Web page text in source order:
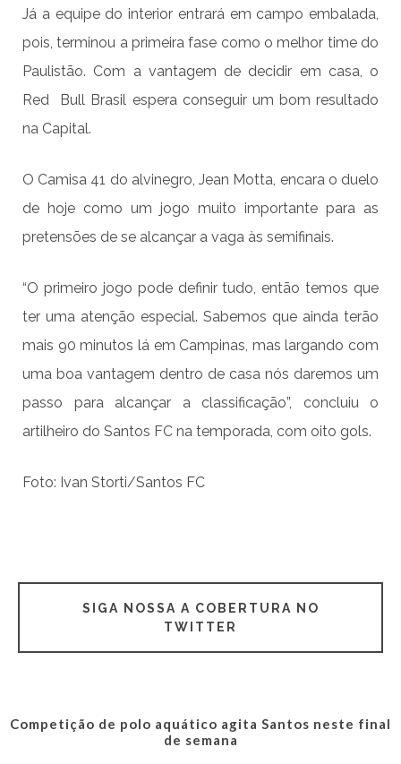
Já a equipe do interior entrará em campo embalada,
pois, terminou a primeira fase como o melhor time do
Paulistão. Com a vantagem de decidir em casa, o
Red Bull Brasil espera conseguir um bom resultado
na Capital.
O Camisa 41 do alvinegro, Jean Motta, encara o duelo
de hoje como um jogo muito importante para as
pretensões de se alcançar a vaga às semifinais.
“O primeiro jogo pode definir tudo, então temos que
ter uma atenção especial. Sabemos que ainda terão
mais 90 minutos lá em Campinas, mas largando com
uma boa vantagem dentro de casa nós daremos um
passo para alcançar a classificação”, concluiu o
artilheiro do Santos FC na temporada, com oito gols.
Foto: Ivan Storti/Santos FC
SIGA NOSSA A COBERTURA NO
TWITTER
Competição de polo aquático agita Santos neste final
de semana